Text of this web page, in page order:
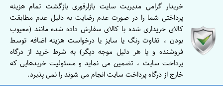
ا
ص
ف
ه
ا
ن
خریدار گرامی مدیریت سایت بازارفوری بازگشت تمام هزینه
پرداختی شما را در صورت عدم رضایت به دلیل عدم مطابقت
کالای خریداری شده با کالای سفارش داده شده مانند (معیوب
بودن ، تفاوت رنگ یا سایز یا درخواست هزینه اضافه توسط
فروشنده و یا هر دلیل موجه دیگر) به شرط خرید از درگاه
پرداخت سایت ، تضمین می نماید و مسئولیت خریدهایی که
خارج از درگاه پرداخت سایت انجام می شوند را نمی پذیرد.